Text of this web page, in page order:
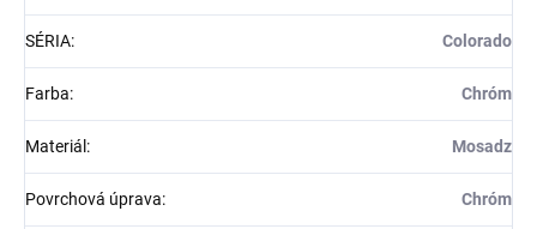
SÉRIA: Colorado
Farba: Chróm
Materiál : Mosadz
Povrchová úprava: Chróm